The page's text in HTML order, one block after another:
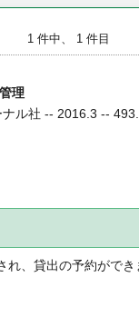
1 件中、 1 件目
理
ル社 -- 2016.3 --
れ、貸出の予約ができ